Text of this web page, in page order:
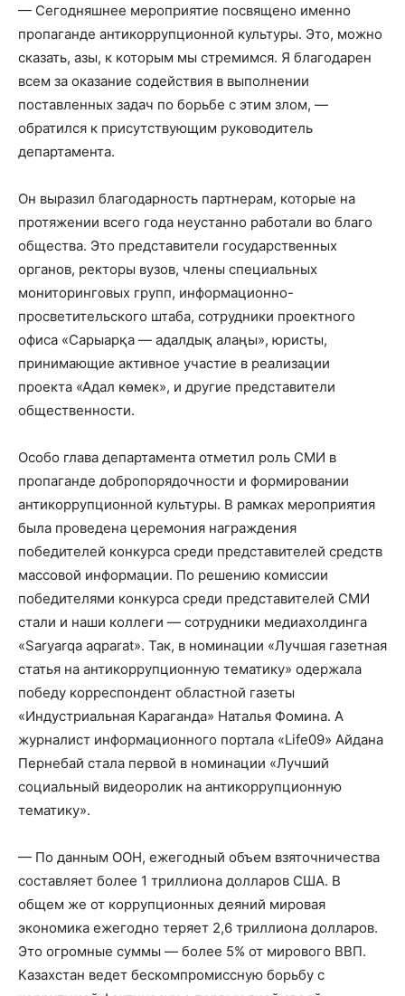
— Сегодняшнее мероприятие посвящено именно
пропаганде антикоррупционной культуры. Это, можно
сказать, азы, к которым мы стремимся. Я благодарен
всем за оказание содействия в выполнении
поставленных задач по борьбе с этим злом, —
обратился к присутствующим руководитель
департамента.
Он выразил благодарность партнерам, которые на
протяжении всего года неустанно работали во благо
общества. Это представители государственных
органов, ректоры вузов, члены специальных
мониторинговых групп, информационно-
просветительского штаба, сотрудники проектного
офиса «Сарыарқа — адалдық алаңы», юристы,
принимающие активное участие в реализации
проекта «Адал көмек», и другие представители
общественности.
Особо глава департамента отметил роль СМИ в
пропаганде добропорядочности и формировании
антикоррупционной культуры. В рамках мероприятия
была проведена церемония награждения
победителей конкурса среди представителей средств
массовой информации. По решению комиссии
победителями конкурса среди представителей СМИ
стали и наши коллеги — сотрудники медиахолдинга
«Saryarqa aqparat». Так, в номинации «Лучшая газетная
статья на антикоррупционную тематику» одержала
победу корреспондент областной газеты
«Индустриальная Караганда» Наталья Фомина. А
журналист информационного портала «Life09» Айдана
Пернебай стала первой в номинации «Лучший
социальный видеоролик на антикоррупционную
тематику».
— По данным ООН, ежегодный объем взяточничества
составляет более 1 триллиона долларов США. В
общем же от коррупционных деяний мировая
экономика ежегодно теряет 2,6 триллиона долларов.
Это огромные суммы — более 5% от мирового ВВП.
Казахстан ведет бескомпромиссную борьбу с